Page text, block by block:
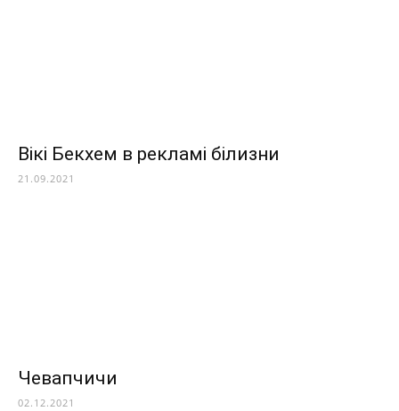
Вікі Бекхем в рекламі білизни
21.09.2021
Чевапчичи
02.12.2021